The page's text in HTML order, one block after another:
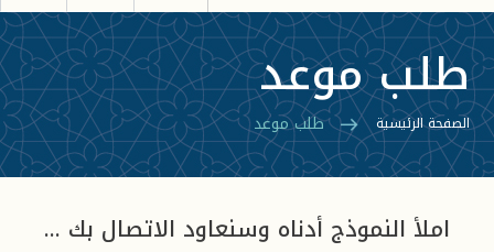
طلب موعد
الصفحة الرئيسية طلب موعد
املأ النموذج أدناه وسنعاود الاتصال بك ...